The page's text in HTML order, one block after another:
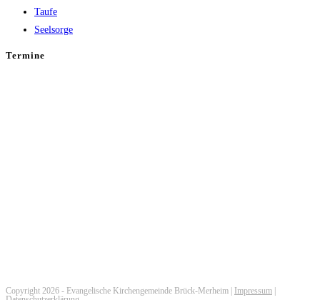
Taufe
Seelsorge
Termine
Copyright 2026 - Evangelische Kirchengemeinde Brück-Merheim | Impressum